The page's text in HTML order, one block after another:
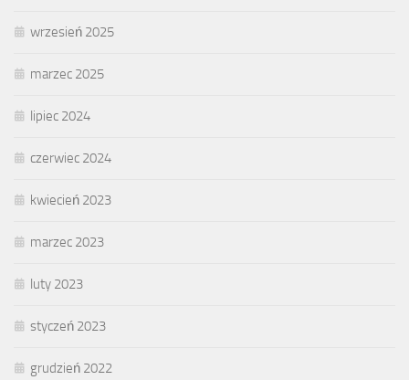
wrzesień 2025
marzec 2025
lipiec 2024
czerwiec 2024
kwiecień 2023
marzec 2023
luty 2023
styczeń 2023
grudzień 2022